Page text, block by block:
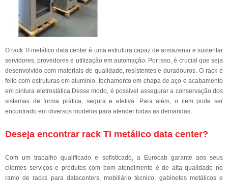
O rack TI metálico data center é uma estrutura capaz de armazenar e sustentar
servidores, provedores e utilização em automação. Por isso, é crucial que seja
desenvolvido com materiais de qualidade, resistentes e duradouros. O rack é
feito com estruturas em alumínio, fechamento em chapa de aço e acabamento
em pintura eletrostática.Desse modo, é possível assegurar a conservação dos
sistemas de forma prática, segura e efetiva. Para além, o item pode ser
encontrado em diversos modelos para atender todas as demandas.
Deseja encontrar rack TI metálico data center?
Com um trabalho qualificado e sofisticado, a Eurocab garante aos seus
clientes serviços e produtos com bom atendimento e de alta qualidade no
ramo de racks para datacenters, mobiliário técnico, gabinetes metálicos e